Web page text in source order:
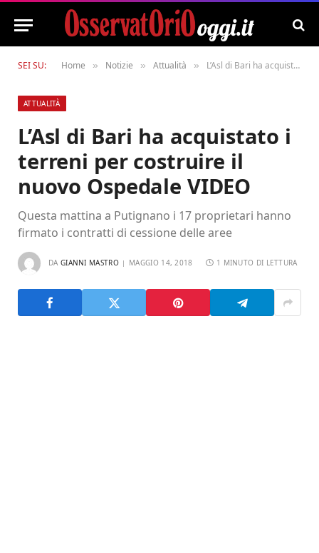
SEI SU: Home » Notizie » Attualità » L’Asl di Bari ha acquistato i terreni per costruire il nuovo Ospedale VIDEO
ATTUALITÀ
L’Asl di Bari ha acquistato i
terreni per costruire il
nuovo Ospedale VIDEO
Questa mattina a Putignano i 17 proprietari hanno
firmato i contratti di cessione delle aree
DA GIANNI MASTRO MAGGIO 14, 2018 1 MINUTO DI LETTURA